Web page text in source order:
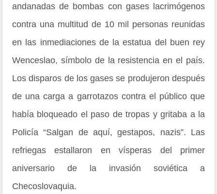
andanadas de bombas con gases lacrimógenos
contra una multitud de 10 mil personas reunidas
en las inmediaciones de la estatua del buen rey
Wenceslao, símbolo de la resistencia en el país.
Los disparos de los gases se produjeron después
de una carga a garrotazos contra el público que
había bloqueado el paso de tropas y gritaba a la
Policía “Salgan de aquí, gestapos, nazis”. Las
refriegas estallaron en vísperas del primer
aniversario de la invasión soviética a
Checoslovaquia.